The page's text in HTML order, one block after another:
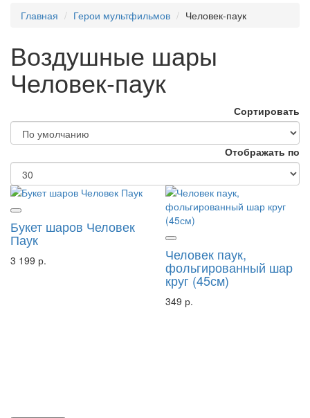
Главная
Герои мультфильмов Человек-паук
Воздушные шары
Человек-паук
Сортировать
Отображать по
Букет шаров Человек
Паук
3 199 р. Человек паук,
фольгированный шар
круг (45см)
349 р.